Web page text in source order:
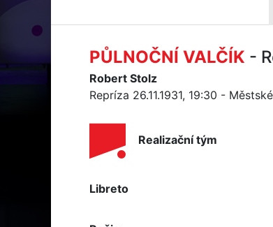
PŮLNOČNÍ VALČÍK -
Robert Stolz
Repríza 26.11.1931, 19:30 -
Realizační tým
Libreto